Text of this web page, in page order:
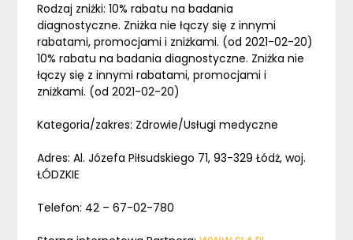
Rodzaj zniżki: 10% rabatu na badania
diagnostyczne. Zniżka nie łączy się z innymi
rabatami, promocjami i zniżkami. (od 2021-02-20)
10% rabatu na badania diagnostyczne. Zniżka nie
łączy się z innymi rabatami, promocjami i
zniżkami. (od 2021-02-20)
Kategoria/zakres: Zdrowie/Usługi medyczne
Adres: Al. Józefa Piłsudskiego 71, 93-329 Łódż, woj.
ŁÓDZKIE
Telefon: 42 – 67-02-780